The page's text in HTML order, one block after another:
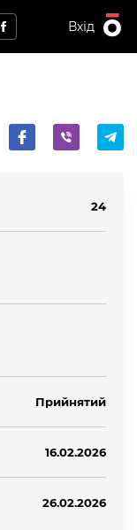
Вхід
24
Прийнятий
16.02.2026
26.02.2026